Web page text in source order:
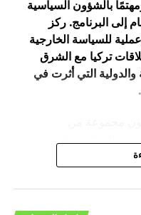
20 باحثًا ومهتمًا بالشؤون السياسية
إلى البرنامج. ركز
للسياسة الخارجية
تركيا مع الشرق
والدولية التي أثرت في
دول الشرق الأوسط،